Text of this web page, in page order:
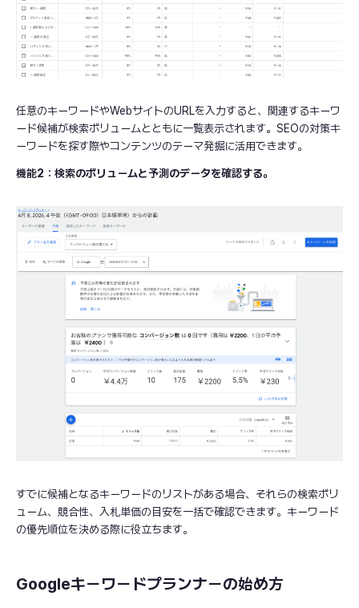
任意のキーワードやWebサイトのURLを入力すると、関連するキーワ
ード候補が検索ボリュームとともに一覧表示されます。SEOの対策キ
ーワードを探す際やコンテンツのテーマ発掘に活用できます。
機能2：検索のボリュームと予測のデータを確認する。
すでに候補となるキーワードのリストがある場合、それらの検索ボリ
ューム、競合性、入札単価の目安を一括で確認できます。キーワード
の優先順位を決める際に役立ちます。
Googleキーワードプランナーの始め方